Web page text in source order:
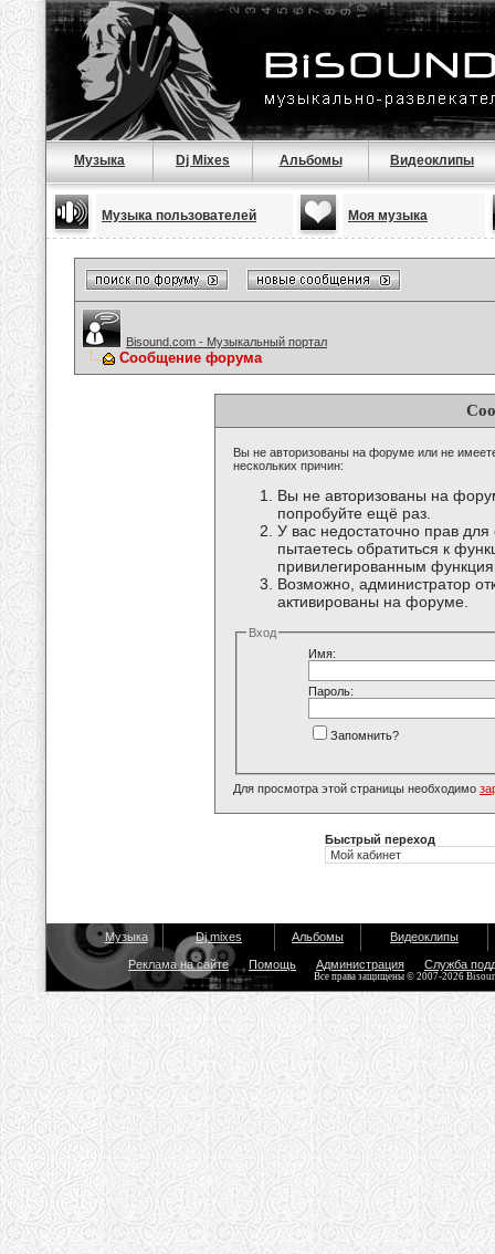
Музыка Dj Mixes Альбомы Видеоклипы
Музыка пользователей Моя музыка
Bisound.com - Музыкальный портал
Сообщение форума
Вы не авторизованы на форуме или не
нескольких причин:
Вы не авторизованы на
попробуйте ещё раз.
У вас недостаточно прав
пытаетесь обратиться к
привилегированным
Возможно, администратор
активированы на форуме.
Вход
Имя:
Пароль:
Запомнить?
Для просмотра этой страницы необходимо
Быстрый переход
Музыка Dj mixes Альбомы Видеоклипы
Реклама на сайте Помощь Администрация Служба
Все права защищены © 2007-2026